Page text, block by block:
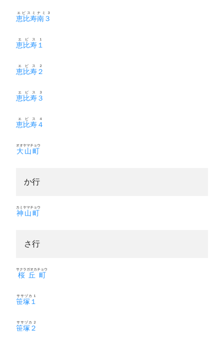
恵比寿南３
エビスミナミ３
恵比寿１
エビス１
恵比寿２
エビス２
恵比寿３
エビス３
恵比寿４
エビス４
大山町
オオヤマチョウ
か行
神山町
カミヤマチョウ
さ行
桜丘町
サクラガオカチョウ
笹塚１
ササヅカ１
笹塚２
ササヅカ２